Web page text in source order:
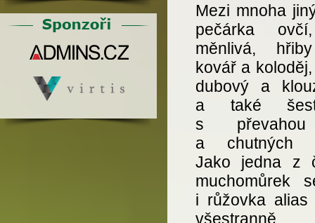
Mezi mnoha
pečárka
měnlivá,
kovář a
dubový a
a také
s
a chutných
Jako jedna z
muchomůrek
i růžovka alias
všestranně